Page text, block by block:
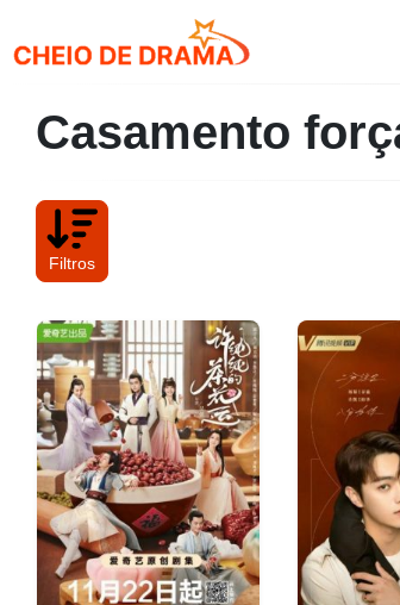
Casamento
Filtros